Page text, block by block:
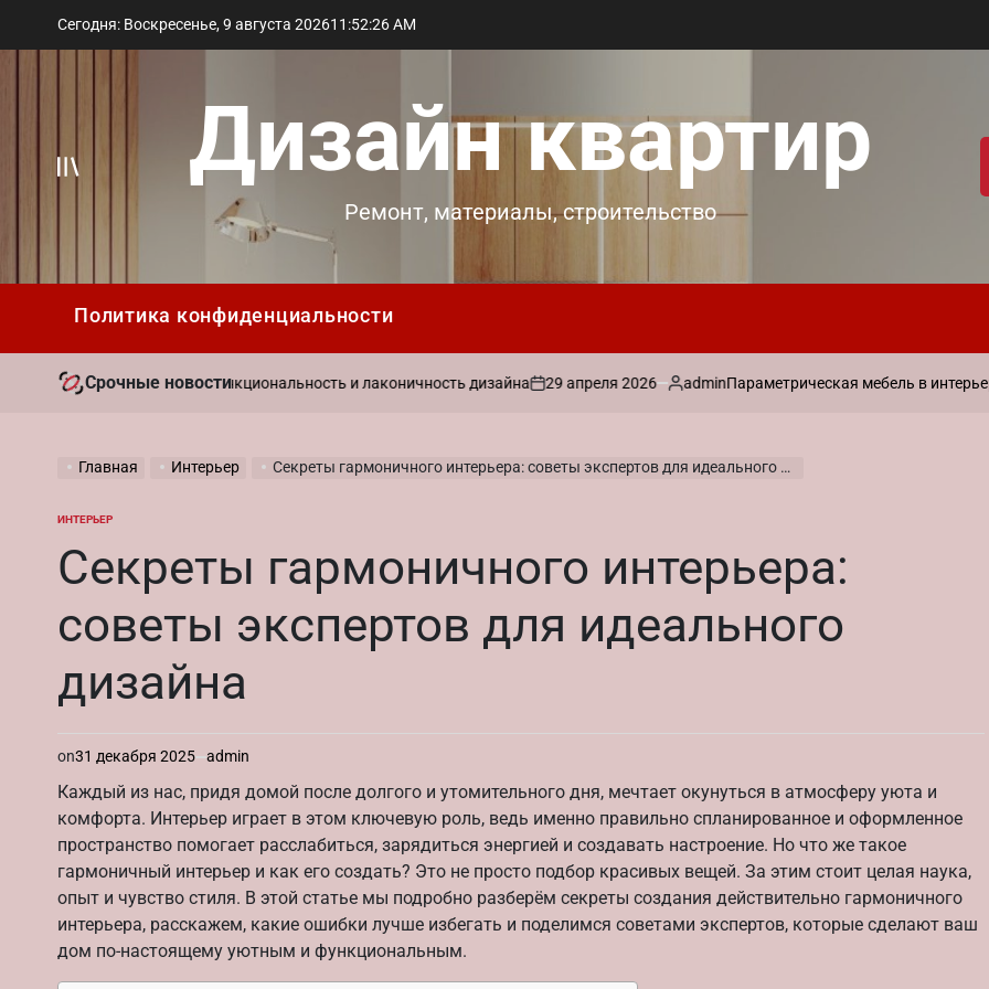
Сегодня: Воскресенье, 9 августа 202611 :52:28AM
Вне
Дизайн квартир
Ремонт, материалы, строительство
Политика конфиденциальности
Срочные новости
в интерьере: функциональность и лаконичность дизайна
on
29 апреля 2026
Запись
adminПараметрическая мебель в интерьере:
Главная Интерьер Секреты гармоничного интерьера: советы экспертов для идеального дизайна
ОПУБЛИКОВАНО
ИНТЕРЬЕР
Секреты гармоничного интерьера:
советы экспертов для идеального
дизайна
on31 декабря 2025 admin
Каждый из нас, придя домой после долгого и утомительного дня, мечтает окунуться в атмосферу уюта и
комфорта. Интерьер играет в этом ключевую роль, ведь именно правильно спланированное и оформленное
пространство помогает расслабиться, зарядиться энергией и создавать настроение. Но что же такое
гармоничный интерьер и как его создать? Это не просто подбор красивых вещей. За этим стоит целая наука,
опыт и чувство стиля. В этой статье мы подробно разберём секреты создания действительно гармоничного
интерьера, расскажем, какие ошибки лучше избегать и поделимся советами экспертов, которые сделают ваш
дом по-настоящему уютным и функциональным.